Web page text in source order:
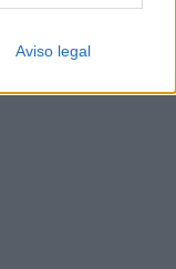
Aviso legal